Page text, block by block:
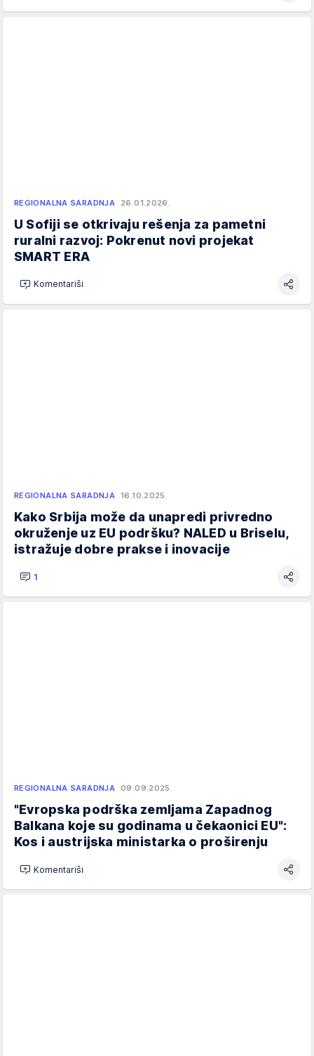
REGIONALNA SARADNJA 26.01.2026.
U Sofiji se otkrivaju rešenja za pametni
ruralni razvoj: Pokrenut novi projekat
SMART ERA
Komentariši
REGIONALNA SARADNJA 16.10.2025.
Kako Srbija može da unapredi privredno
okruženje uz EU podršku? NALED u Briselu,
istražuje dobre prakse i inovacije
1
REGIONALNA SARADNJA 09.09.2025.
"Evropska podrška zemljama Zapadnog
Balkana koje su godinama u čekaonici EU":
Kos i austrijska ministarka o proširenju
Komentariši